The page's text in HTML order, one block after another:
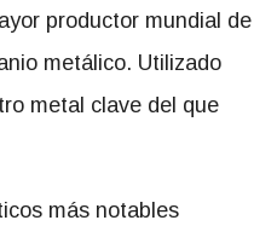
productor mundial de
metálico. Utilizado
metal clave del que
más notables